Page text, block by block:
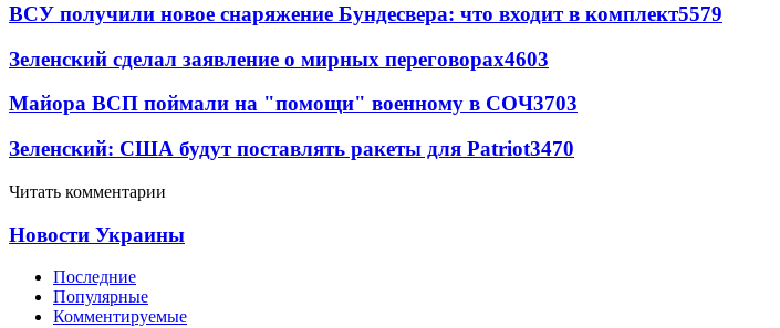
ВСУ получили новое снаряжение Бундесвера: что входит в комплект5579
Зеленский сделал заявление о мирных переговорах4603
Майора ВСП поймали на "помощи" военному в СОЧ3703
Зеленский: США будут поставлять ракеты для Patriot3470
Читать комментарии
Новости Украины
Последние
Популярные
Комментируемые